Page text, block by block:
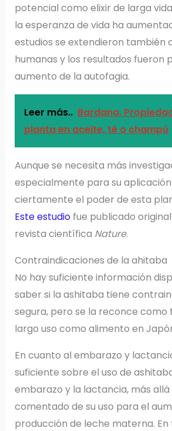
potencial como elixir de larga
la esperanza de vida ha
estudios se extendieron también
humanas y los resultados fueron
aumento de la autofagia.
Leer más.. Bardana.
planta en aceite, té o champú
Aunque se necesita más
especialmente para su
ciertamente el poder de esta
Este estudiofue publicado
revista científica Nature.
Contraindicaciones de la ahitaba
No hay suficiente información
saber si la ashitaba tiene
segura, pero se la reconce como
largo uso como alimento en
En cuanto al embarazo y
suficiente sobre el uso de
embarazo y la lactancia, más allá
comentado de su uso para el
producción de leche materna.